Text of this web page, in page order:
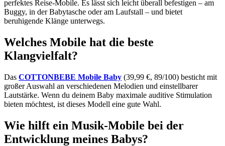
perfektes Reise-Mobile. Es lässt sich leicht überall befestigen – am
Buggy, in der Babytasche oder am Laufstall – und bietet
beruhigende Klänge unterwegs.
Welches Mobile hat die beste
Klangvielfalt?
Das COTTONBEBE Mobile Baby (39,99 €, 89/100) besticht mit
großer Auswahl an verschiedenen Melodien und einstellbarer
Lautstärke. Wenn du deinem Baby maximale auditive Stimulation
bieten möchtest, ist dieses Modell eine gute Wahl.
Wie hilft ein Musik-Mobile bei der
Entwicklung meines Babys?